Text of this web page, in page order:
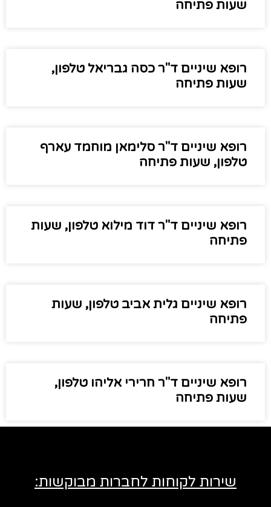
שעות פתיחה
רופא שיניים ד"ר כסה גבריאל טלפון,
שעות פתיחה
רופא שיניים ד"ר סלימאן מוחמד עארף
טלפון, שעות פתיחה
רופא שיניים ד"ר דוד מילוא טלפון, שעות
פתיחה
רופא שיניים גלית אביב טלפון, שעות
פתיחה
רופא שיניים ד"ר חרירי אליהו טלפון,
שעות פתיחה
שירות לקוחות לחברות מבוקשות: